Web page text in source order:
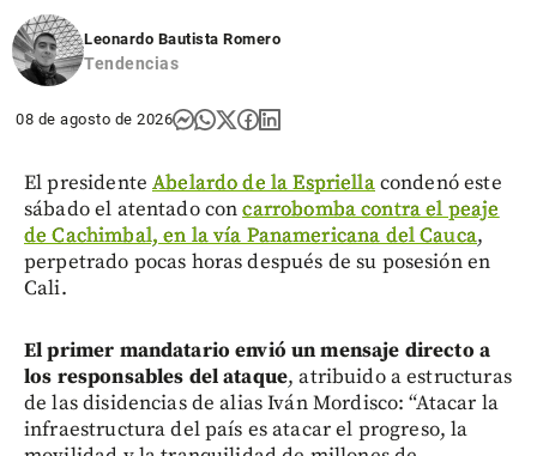
Leonardo Bautista Romero
Tendencias
08 de agosto de 2026
El presidenteAbelardo de la Espriellacondenó este
sábado el atentado concarrobomba contra el peaje
de Cachimbal, en la vía Panamericana del Cauca,
perpetrado pocas horas después de su posesión en
Cali.
El primer mandatario envió un mensaje directo a
los responsables del ataque, atribuido a estructuras
de las disidencias de alias Iván Mordisco: “Atacar la
infraestructura del país es atacar el progreso, la